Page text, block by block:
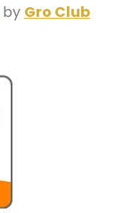
by Gro Club